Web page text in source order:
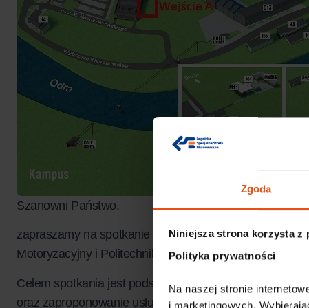
Zgoda
Niniejsza strona korzysta z
Polityka prywatności
Na naszej stronie
i marketingowych.
Szanowni Państwo.
zapraszamy na spotkanie pn. IATI Monday Business
Motoryzacyjny i Politechnikę Wrocławską.
Celem spotkania jest podsumowanie działań Klastra w
oraz zaproponowanie usług badawczych członkom